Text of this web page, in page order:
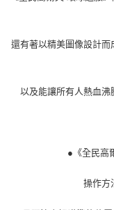
還有著以精美圖像設計
以及能讓所有人熱血沸
●《全民高
操作方